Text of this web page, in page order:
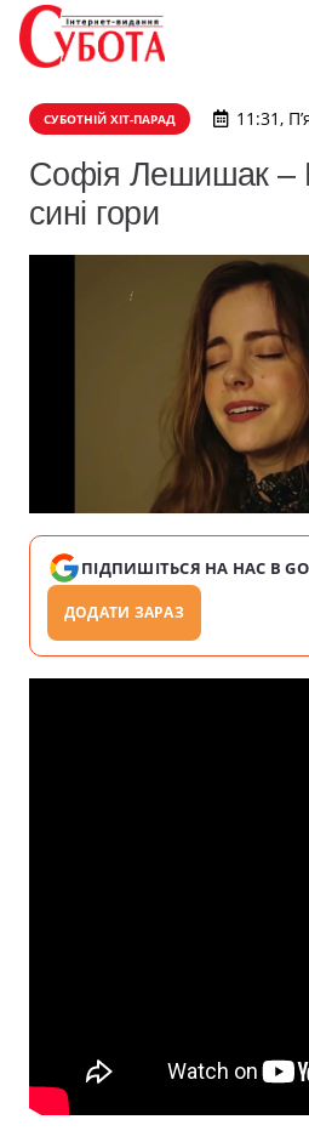
СУБОТНІЙ ХІТ-ПАРАД 11:31,
Софія Лешишак –
сині гори
ПІДПИШІТЬСЯ НА НАС В
ДОДАТИ ЗАРАЗ